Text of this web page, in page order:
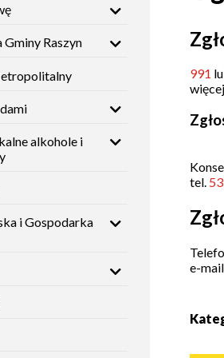
Studium
kierunków
przestrzennego
Pomoc
Historia
Zabytki
kultury
Raszyn
alkohole i
i Gospodarka
991
tel.
e-